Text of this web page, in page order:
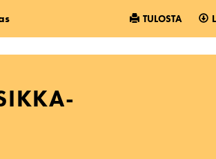
TULOSTA